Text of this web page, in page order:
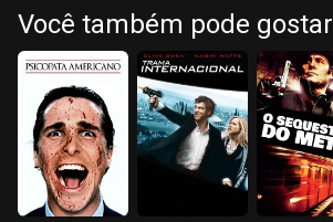
Você também pode gostar